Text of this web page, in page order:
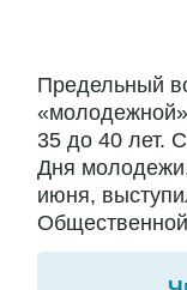
Предельный
«молодежной»
35 до 40 лет.
Дня
июня,